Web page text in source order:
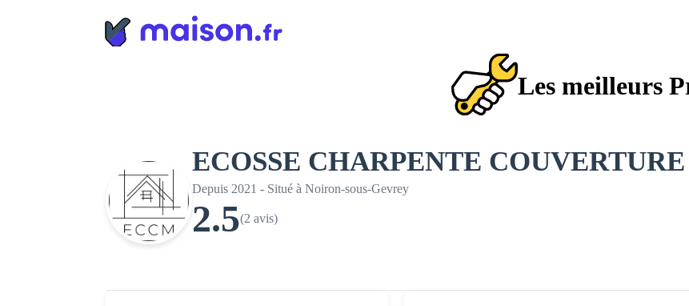
Les meilleurs
ECOSSE CHARPENTE
Depuis 2021 - Situé à Noiron-sous-Gevrey
2.5(2 avis)